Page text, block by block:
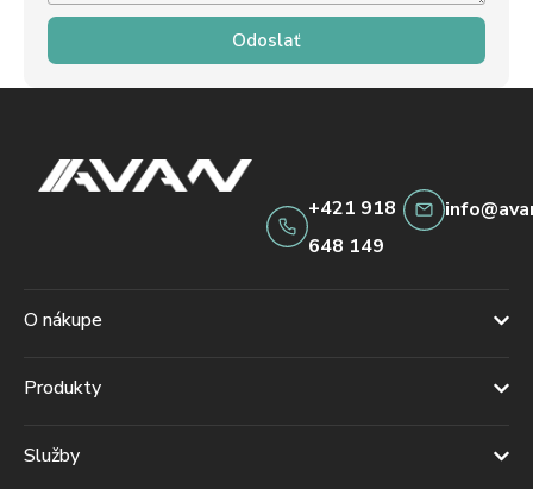
Odoslať
+421 918
648 149
O nákupe
Produkty
Služby